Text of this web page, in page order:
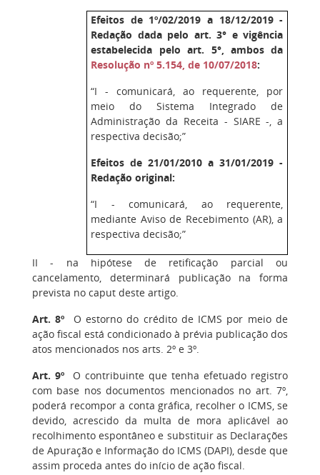
Efeitos de 1º/02/2019 a 18/12/2019 -
Redação dada pelo art. 3° e vigência
estabelecida pelo art. 5°, ambos da
Resolução nº 5.154, de 10/07/2018:
“I - comunicará, ao requerente, por
meio do Sistema Integrado de
Administração da Receita - SIARE -, a
respectiva decisão;”
Efeitos de 21/01/2010 a 31/01/2019 -
Redação original:
“I - comunicará, ao requerente,
mediante Aviso de Recebimento (AR), a
respectiva decisão;”
II - na hipótese de retificação parcial ou
cancelamento, determinará publicação na forma
prevista no caput deste artigo.
Art. 8º O estorno do crédito de ICMS por meio de
ação fiscal está condicionado à prévia publicação dos
atos mencionados nos arts. 2º e 3º.
Art. 9º O contribuinte que tenha efetuado registro
com base nos documentos mencionados no art. 7º,
poderá recompor a conta gráfica, recolher o ICMS, se
devido, acrescido da multa de mora aplicável ao
recolhimento espontâneo e substituir as Declarações
de Apuração e Informação do ICMS (DAPI), desde que
assim proceda antes do início de ação fiscal.